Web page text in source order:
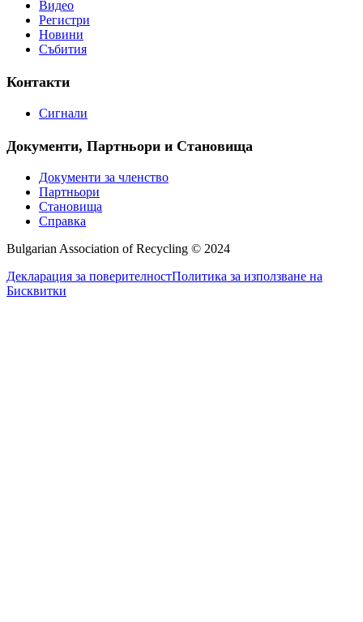
Видео
Регистри
Новини
Събития
Контакти
Сигнали
Документи, Партньори и Становища
Документи за членство
Партньори
Становища
Справка
Bulgarian Association of Recycling © 2024
Декларация за поверителностПолитика за използване на
Бисквитки